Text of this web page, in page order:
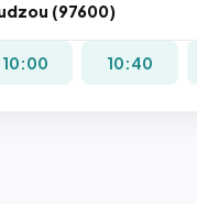
(97600)
10:00 10:40